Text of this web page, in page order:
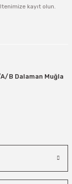
kayıt olun.
B Dalaman Muğla